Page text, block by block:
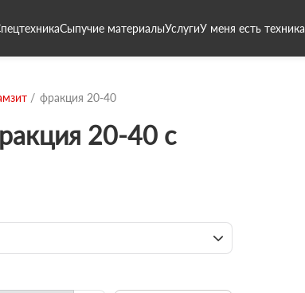
Сыпучие материалыУслугиУ меня есть техника
фракция 20-40
20-40 с